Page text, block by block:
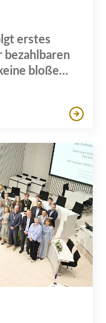
erstes
bezahlbaren
bloße